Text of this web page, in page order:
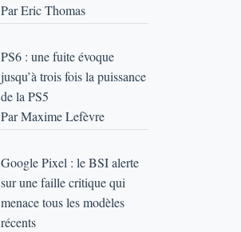
Par Eric Thomas
PS6 : une fuite évoque
jusqu’à trois fois la puissance
de la PS5
Par Maxime Lefèvre
Google Pixel : le BSI alerte
sur une faille critique qui
menace tous les modèles
récents